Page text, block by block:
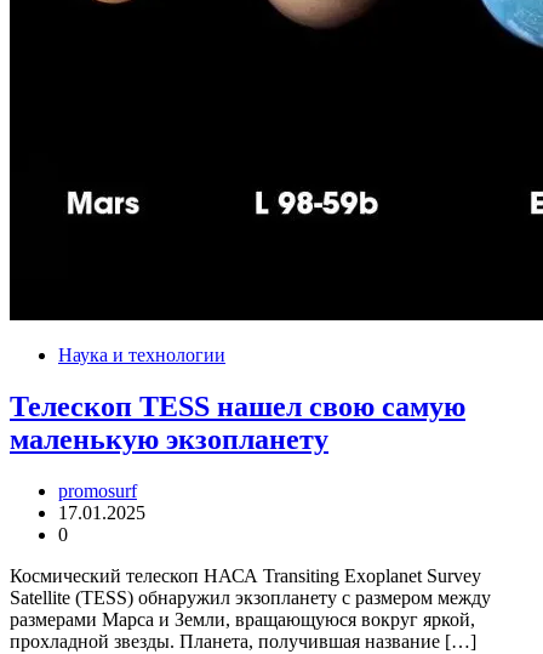
Наука и технологии
Телескоп TESS нашел свою самую
маленькую экзопланету
promosurf
17.01.2025
0
Космический телескоп НАСА Transiting Exoplanet Survey
Satellite (TESS) обнаружил экзопланету с размером между
размерами Марса и Земли, вращающуюся вокруг яркой,
прохладной звезды. Планета, получившая название […]